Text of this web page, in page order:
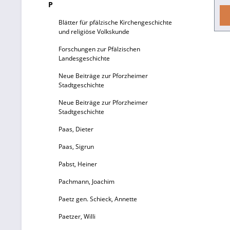
P
Blätter für pfälzische Kirchengeschichte
und religiöse Volkskunde
Forschungen zur Pfälzischen
Landesgeschichte
Neue Beiträge zur Pforzheimer
Stadtgeschichte
Neue Beiträge zur Pforzheimer
Stadtgeschichte
Paas, Dieter
Paas, Sigrun
Pabst, Heiner
Pachmann, Joachim
Paetz gen. Schieck, Annette
Paetzer, Willi